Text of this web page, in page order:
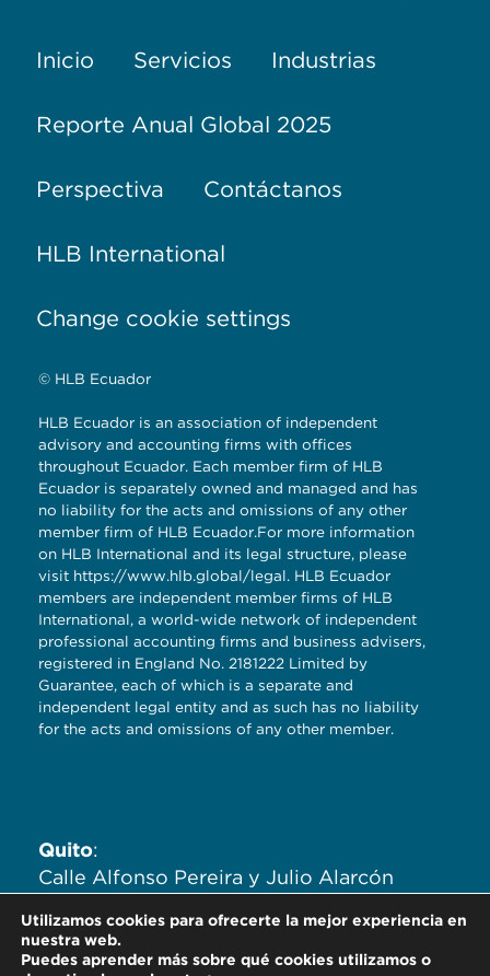
Inicio Servicios Industrias
Reporte Anual Global 2025
Perspectiva Contáctanos
HLB International
Change cookie settings
© HLB Ecuador
HLB Ecuador is an association of independent
advisory and accounting firms with offices
throughout Ecuador. Each member firm of HLB
Ecuador is separately owned and managed and has
no liability for the acts and omissions of any other
member firm of HLB Ecuador.For more information
on HLB International and its legal structure, please
visit https://www.hlb.global/legal. HLB Ecuador
members are independent member firms of HLB
International, a world-wide network of independent
professional accounting firms and business advisers,
registered in England No. 2181222 Limited by
Guarantee, each of which is a separate and
independent legal entity and as such has no liability
for the acts and omissions of any other member.
Quito:
Calle Alfonso Pereira y Julio Alarcón
704,705,706.
Utilizamos cookies para ofrecerte la mejor experiencia en
nuestra web.
Puedes aprender más sobre qué cookies utilizamos o